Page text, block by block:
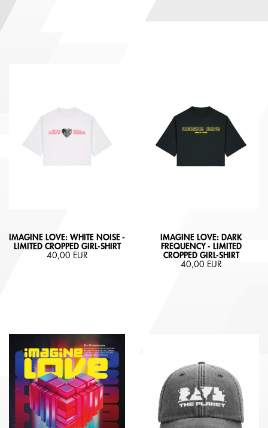
IMAGINE LOVE: WHITE NOISE -
LIMITED CROPPED GIRL-SHIRT
40,00 EUR
IMAGINE LOVE: DARK
FREQUENCY - LIMITED
CROPPED GIRL-SHIRT
40,00 EUR